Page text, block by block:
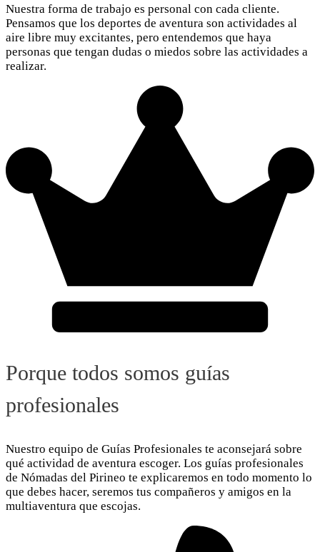
Nuestra forma de trabajo es personal con cada cliente.
Pensamos que los deportes de aventura son actividades al
aire libre muy excitantes, pero entendemos que haya
personas que tengan dudas o miedos sobre las actividades a
realizar.
Porque todos somos guías
profesionales
Nuestro equipo de Guías Profesionales te aconsejará sobre
qué actividad de aventura escoger. Los guías profesionales
de Nómadas del Pirineo te explicaremos en todo momento lo
que debes hacer, seremos tus compañeros y amigos en la
multiaventura que escojas.